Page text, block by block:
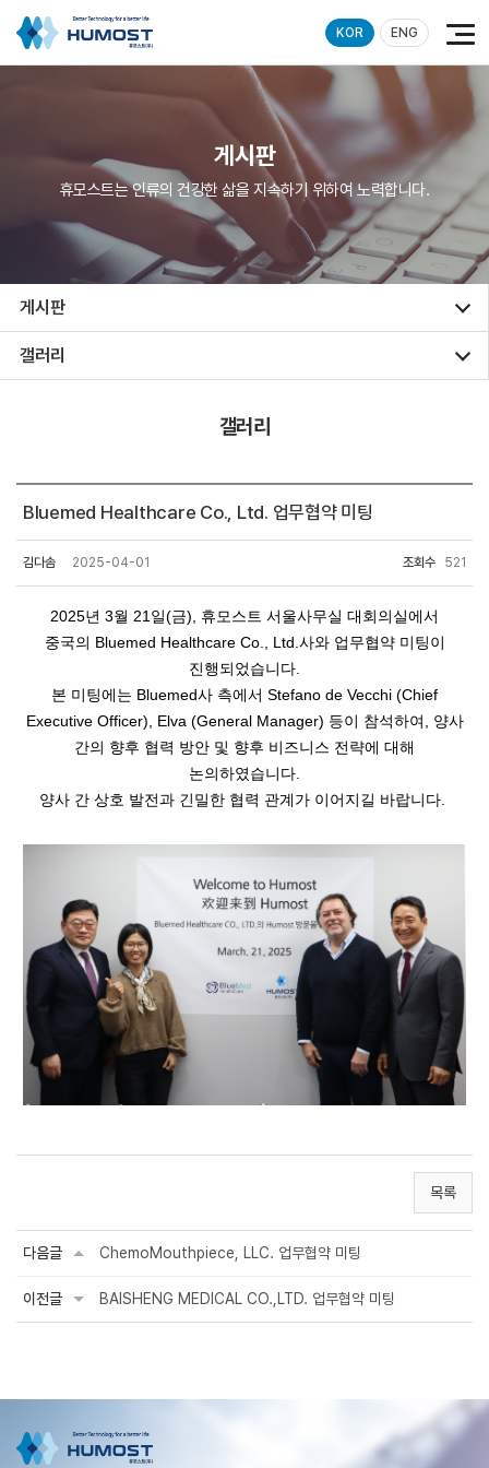
KOR ENG
게시판
휴모스트는 인류의 건강한 삶을 지속하기 위하여 노력합니다.
게시판
갤러리
갤러리
Bluemed Healthcare Co., Ltd. 업무협약 미팅
김다솜 2025-04-01 조회수 521
2025년 3월 21일(금), 휴모스트 서울사무실 대회의실에서
중국의 Bluemed Healthcare Co., Ltd. 사와 업무협약 미팅이
진행되었습니다.
본 미팅에는 Bluemed사 측에서 Stefano de Vecchi (Chief
Executive Officer), Elva (General Manager) 등이 참석하여, 양사
간의 향후 협력 방안 및 향후 비즈니스 전략에 대해
논의하였습니다.
양사 간 상호 발전과 긴밀한 협력 관계가 이어지길 바랍니다.
목록
다음글 ChemoMouthpiece, LLC. 업무협약 미팅
이전글 BAISHENG MEDICAL CO.,LTD. 업무협약 미팅